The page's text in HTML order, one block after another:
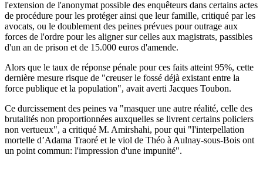
l'extension de l'anonymat possible des enquêteurs dans certains actes
de procédure pour les protéger ainsi que leur famille, critiqué par les
avocats, ou le doublement des peines prévues pour outrage aux
forces de l'ordre pour les aligner sur celles aux magistrats, passibles
d'un an de prison et de 15.000 euros d'amende.
Alors que le taux de réponse pénale pour ces faits atteint 95%, cette
dernière mesure risque de "creuser le fossé déjà existant entre la
force publique et la population", avait averti Jacques Toubon.
Ce durcissement des peines va "masquer une autre réalité, celle des
brutalités non proportionnées auxquelles se livrent certains policiers
non vertueux", a critiqué M. Amirshahi, pour qui "l'interpellation
mortelle d’Adama Traoré et le viol de Théo à Aulnay-sous-Bois ont
un point commun: l'impression d'une impunité".